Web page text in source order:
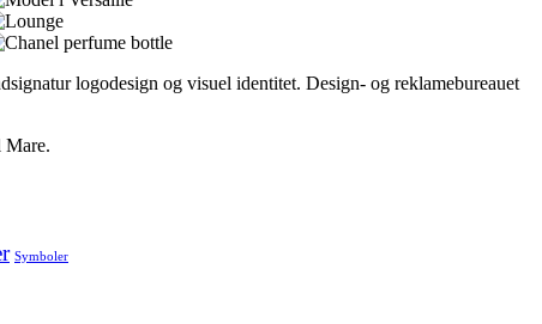
logodesign og visuel identitet. Design- og reklamebureauet
Mare.
Symboler